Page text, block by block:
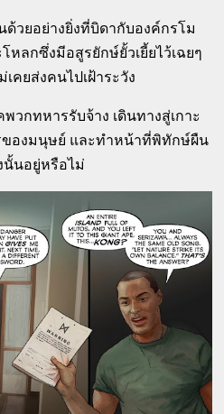
วยอย่างยิ่งที่บิดากับองค์กรโม
หลกซึ่งมีอสูรยักษ์ยั้วเยี้ยไว้เฉยๆ
คยส่งคนไปเฝ้าระวัง
วกทหารรับจ้าง เดินทางสู่เกาะ
ของมนุษย์ และทำหน้าที่พิทักษ์ผืน
นั้นอยู่หรือไม่